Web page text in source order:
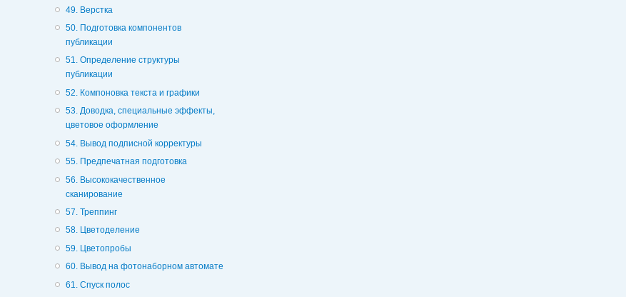
49. Верстка
50. Подготовка компонентов
публикации
51. Определение структуры
публикации
52. Компоновка текста и графики
53. Доводка, специальные эффекты,
цветовое оформление
54. Вывод подписной корректуры
55. Предпечатная подготовка
56. Высококачественное
сканирование
57. Треппинг
58. Цветоделение
59. Цветопробы
60. Вывод на фотонаборном автомате
61. Спуск полос